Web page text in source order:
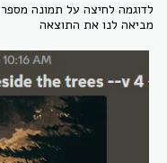
לדוגמה לחיצה על תמונה מספר 1 - U1
מביאה לנו את התוצאה